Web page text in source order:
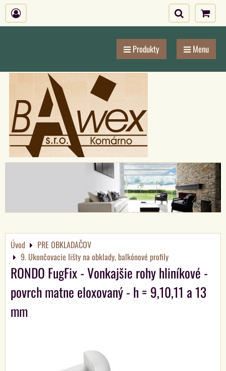
Produkty Menu
Úvod
PRE OBKLADAČOV
9. Ukončovacie lišty na obklady, balkónové profily
RONDO FugFix - Vonkajšie rohy hliníkové -
povrch matne eloxovaný - h = 9,10,11 a 13
mm